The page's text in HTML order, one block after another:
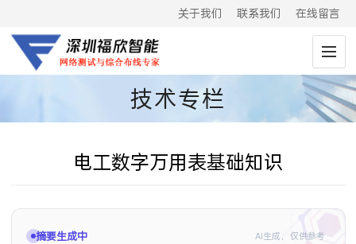
关于我们 联系我们 在线留言
技术专栏
电工数字万用表基础知识
摘要生成中 AI生成，仅供参考